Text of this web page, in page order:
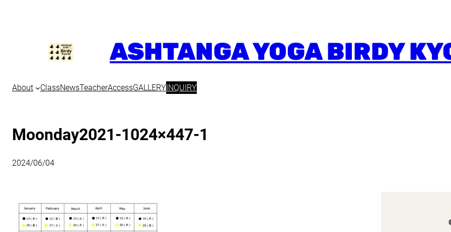
ASHTANGA YOGA BIRDY
About ClassNewsTeacherAccessGALLERYINQUIRY
Moonday2021-1024×447-1
2024/06/04